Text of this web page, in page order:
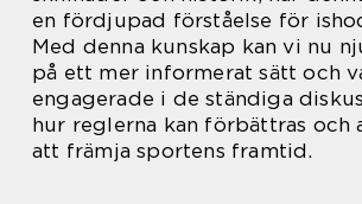
en fördjupad förståelse för
Med denna kunskap kan vi nu
på ett mer informerat sätt och
engagerade i de ständiga
hur reglerna kan förbättras och
att främja sportens framtid.